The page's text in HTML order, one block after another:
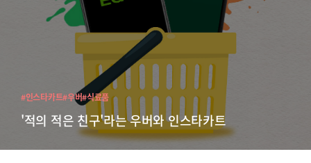
'적의 적은 친구'라는 우버와 인스타카트
#인스타카트#우버#식료품